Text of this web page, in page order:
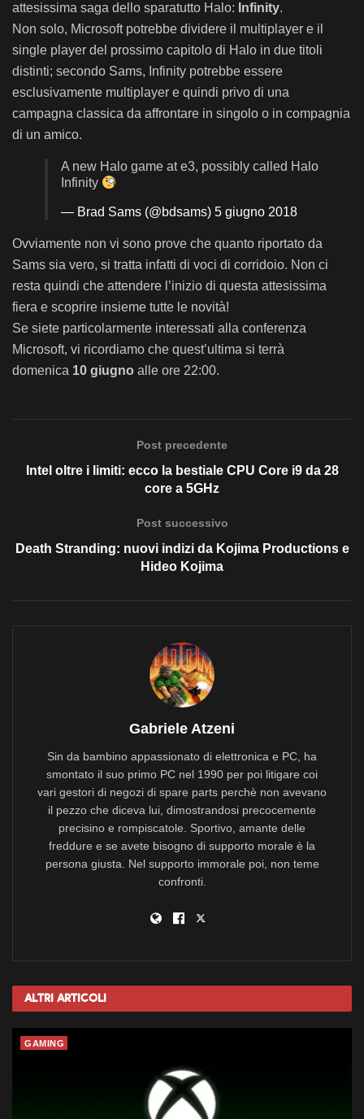
attesissima saga dello sparatutto Halo: Infinity.
Non solo, Microsoft potrebbe dividere il multiplayer e il
single player del prossimo capitolo di Halo in due titoli
distinti; secondo Sams, Infinity potrebbe essere
esclusivamente multiplayer e quindi privo di una
campagna classica da affrontare in singolo o in compagnia
di un amico.
A new Halo game at e3, possibly called Halo
Infinity
— Brad Sams (@bdsams) 5 giugno 2018
Ovviamente non vi sono prove che quanto riportato da
Sams sia vero, si tratta infatti di voci di corridoio. Non ci
resta quindi che attendere l’inizio di questa attesissima
fiera e scoprire insieme tutte le novità!
Se siete particolarmente interessati alla conferenza
Microsoft, vi ricordiamo che quest’ultima si terrà
domenica 10 giugno alle ore 22:00.
Post precedente
Intel oltre i limiti: ecco la bestiale CPU Core i9 da 28
core a 5GHz
Post successivo
Death Stranding: nuovi indizi da Kojima Productions e
Hideo Kojima
Gabriele Atzeni
Sin da bambino appassionato di elettronica e PC, ha
smontato il suo primo PC nel 1990 per poi litigare coi
vari gestori di negozi di spare parts perchè non avevano
il pezzo che diceva lui, dimostrandosi precocemente
precisino e rompiscatole. Sportivo, amante delle
freddure e se avete bisogno di supporto morale è la
persona giusta. Nel supporto immorale poi, non teme
confronti.
Altri Articoli
GAMING